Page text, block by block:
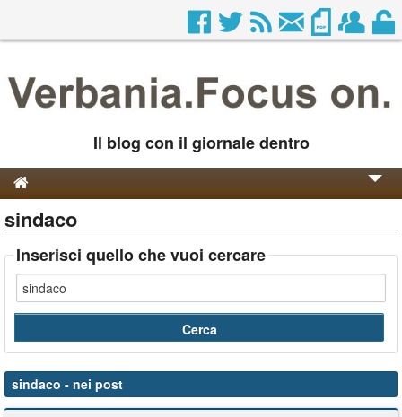
Il blog con il giornale dentro
Genesi e Storia
Contatti
sindaco
Inserisci quello che vuoi cercare
sindaco - nei post